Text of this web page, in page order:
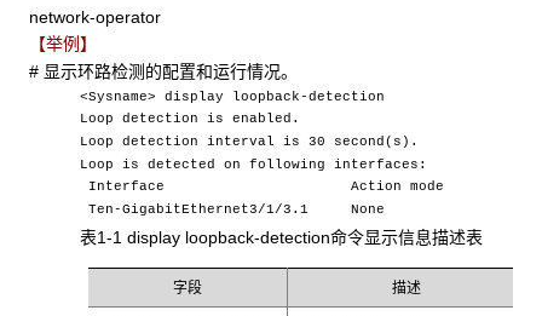
network-operator
【举例】
# 显示环路检测的配置和运行情况。
<Sysname> display loopback-detection
Loop detection is enabled.
Loop detection interval is 30 second(s).
Loop is detected on following interfaces:
Interface Action mode
Ten-GigabitEthernet3/1/3.1 None
表1-1 display loopback-detection命令显示信息描述表
字段 描述